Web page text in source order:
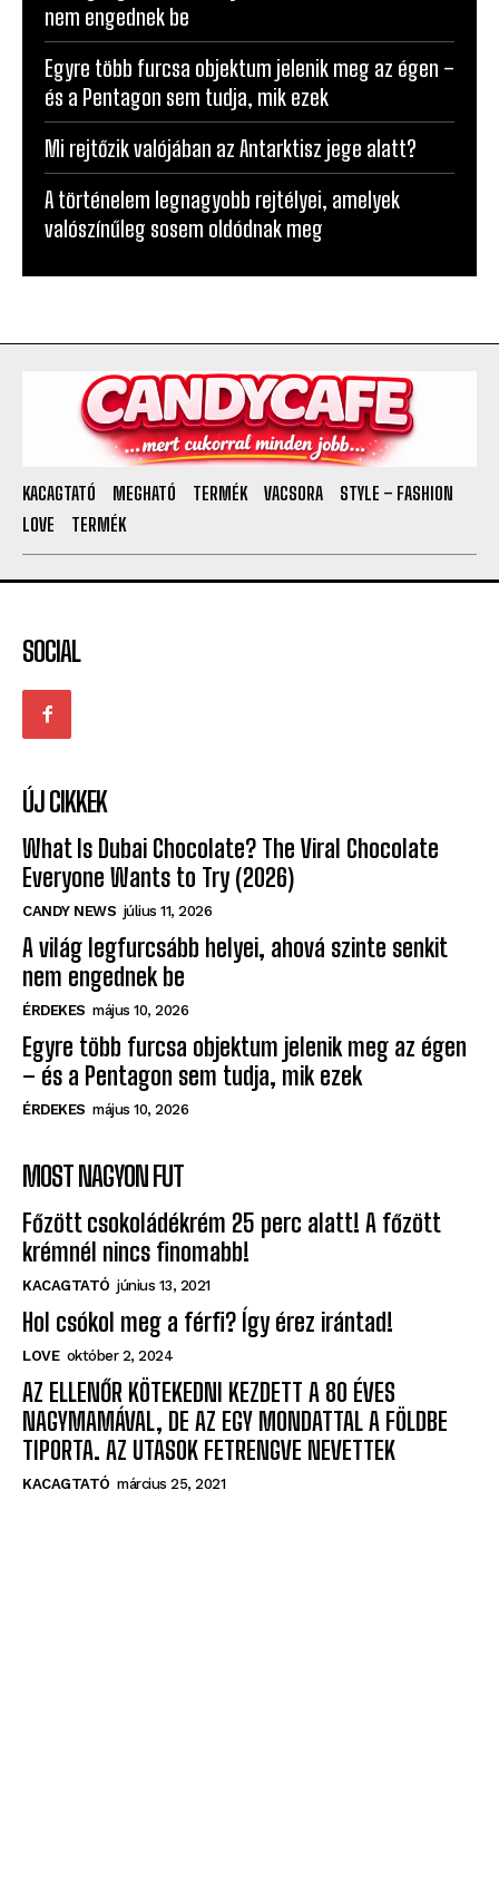
nem engednek be
Egyre több furcsa objektum jelenik meg az égen –
és a Pentagon sem tudja, mik ezek
Mi rejtőzik valójában az Antarktisz jege alatt?
A történelem legnagyobb rejtélyei, amelyek
valószínűleg sosem oldódnak meg
KACAGTATÓ MEGHATÓ TERMÉK VACSORA
STYLE – FASHION
LOVE
TERMÉK
SOCIAL
ÚJ CIKKEK
What Is Dubai Chocolate? The Viral Chocolate
Everyone Wants to Try (2026)
CANDY NEWS július 11, 2026
A világ legfurcsább helyei, ahová szinte senkit
nem engednek be
ÉRDEKES május 10, 2026
Egyre több furcsa objektum jelenik meg az égen
– és a Pentagon sem tudja, mik ezek
ÉRDEKES május 10, 2026
MOST NAGYON FUT
Főzött csokoládékrém 25 perc alatt! A főzött
krémnél nincs finomabb!
KACAGTATÓ június 13, 2021
Hol csókol meg a férfi? Így érez irántad!
LOVE október 2, 2024
AZ ELLENŐR KÖTEKEDNI KEZDETT A 80 ÉVES
NAGYMAMÁVAL, DE AZ EGY MONDATTAL A FÖLDBE
TIPORTA. AZ UTASOK FETRENGVE NEVETTEK
KACAGTATÓ március 25, 2021